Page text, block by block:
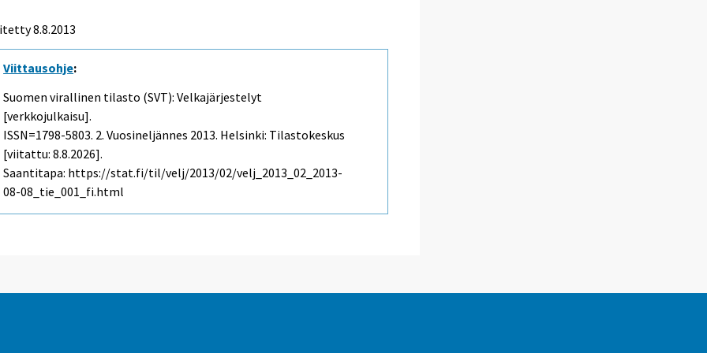
8.8.2013
Viittausohje:
Suomen virallinen tilasto (SVT): Velkajärjestelyt
[verkkojulkaisu].
ISSN=1798-5803. 2. Vuosineljännes 2013. Helsinki: Tilastokeskus
[viitattu: 8.8.2026].
Saantitapa: https://stat.fi/til/velj/2013/02/velj_2013_02_2013-
08-08_tie_001_fi.html